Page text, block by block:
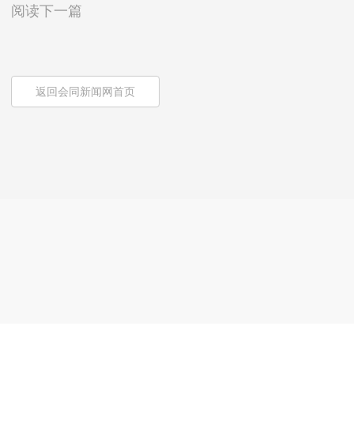
阅读下一篇
返回会同新闻网首页